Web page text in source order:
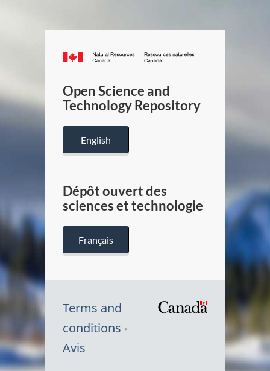
Canada.ca
/
Canada
Open Science and
Technology Repository
English
Dépôt ouvert des
sciences et technologie
Français
Terms and
conditions
Avis
Symbole